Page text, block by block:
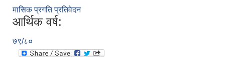
मासिक प्रगति प्रतिवेदन
आर्थिक वर्ष:
७९/८०